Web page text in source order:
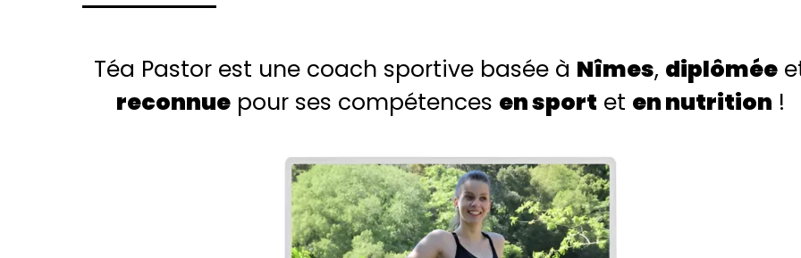
Téa Pastor est une coach sportive basée à Nîmes, diplômée
reconnuepour ses compétences en sport et en nutrition !